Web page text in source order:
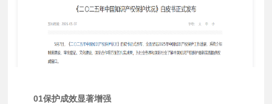
01保护成效显著增强